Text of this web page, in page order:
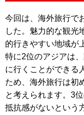
今回は、海外旅行で
した。魅力的な観光
的行きやすい地域が
特に2位のアジアは
に行くことができる
ため、海外旅行は初
と考えられます。3
抵抗感がないという